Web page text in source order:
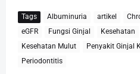
Tags Albuminuria artikel
eGFR
Fungsi Ginjal Kesehatan
Kesehatan Mulut
Penyakit Ginjal
Periodontitis